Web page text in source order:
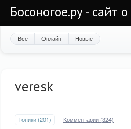
Босоногое.ру - сайт
Все Онлайн Новые
veresk
Топики (201) Комментарии (324)